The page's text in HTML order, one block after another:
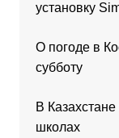
установку
О погоде в
субботу
В
школах